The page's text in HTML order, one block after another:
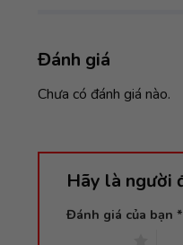
Đánh giá
Chưa có đánh giá nào.
Hãy là người
Đánh giá của bạn *